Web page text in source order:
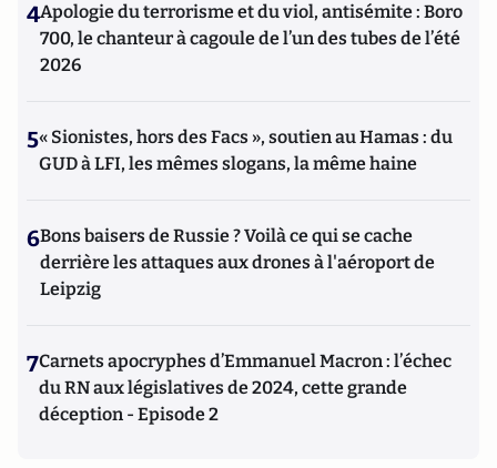
4Apologie du terrorisme et du viol, antisémite : Boro
700, le chanteur à cagoule de l’un des tubes de l’été
2026
5« Sionistes, hors des Facs », soutien au Hamas : du
GUD à LFI, les mêmes slogans, la même haine
6Bons baisers de Russie ? Voilà ce qui se cache
derrière les attaques aux drones à l'aéroport de
Leipzig
7Carnets apocryphes d’Emmanuel Macron : l’échec
du RN aux législatives de 2024, cette grande
déception - Episode 2